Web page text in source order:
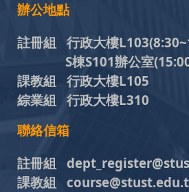
辦公地點
註冊組 行政大樓L103
S棟S101辦公室
課教組 行政大樓L105
綜業組 行政大樓L310
聯絡信箱
註冊組
課教組